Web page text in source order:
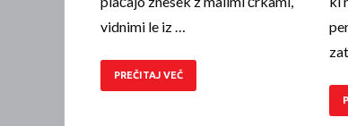
vidnimi le iz …
PREČITAJ VEČ